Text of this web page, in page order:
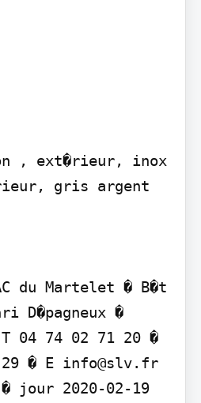
, ext�rieur, inox
gris argent
du Martelet � B�t
D�pagneux �
T 04 74 02 71 20 �
� E info@slv.fr
jour 2020-02-19